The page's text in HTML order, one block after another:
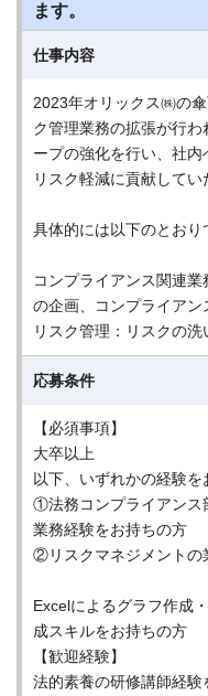
ます。
仕事内容
2023年オリックス㈱の
ク管理業務の拡張が行
ープの強化を行い、社
リスク軽減に貢献してい
具体的には以下のとおり
コンプライアンス関連
の企画、コンプライアン
リスク管理：リスクの
応募条件
【必須事項】
大卒以上
以下、いずれかの経験を
①法務コンプライアンス
業務経験をお持ちの方
②リスクマネジメントの
Excelによるグラフ作成
成スキルをお持ちの方
【歓迎経験】
法的素養の研修講師経験